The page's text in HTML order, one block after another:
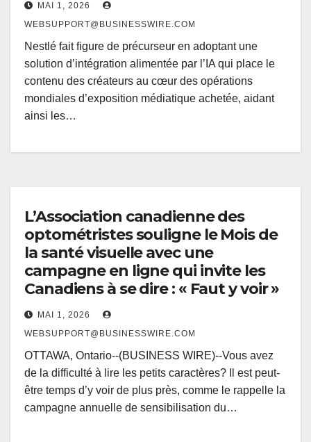
MAI 1, 2026
WEBSUPPORT@BUSINESSWIRE.COM
Nestlé fait figure de précurseur en adoptant une
solution d’intégration alimentée par l’IA qui place le
contenu des créateurs au cœur des opérations
mondiales d’exposition médiatique achetée, aidant
ainsi les…
L’Association canadienne des
optométristes souligne le Mois de
la santé visuelle avec une
campagne en ligne qui invite les
Canadiens à se dire : « Faut y voir »
MAI 1, 2026
WEBSUPPORT@BUSINESSWIRE.COM
OTTAWA, Ontario--(BUSINESS WIRE)--Vous avez
de la difficulté à lire les petits caractères? Il est peut-
être temps d’y voir de plus près, comme le rappelle la
campagne annuelle de sensibilisation du…